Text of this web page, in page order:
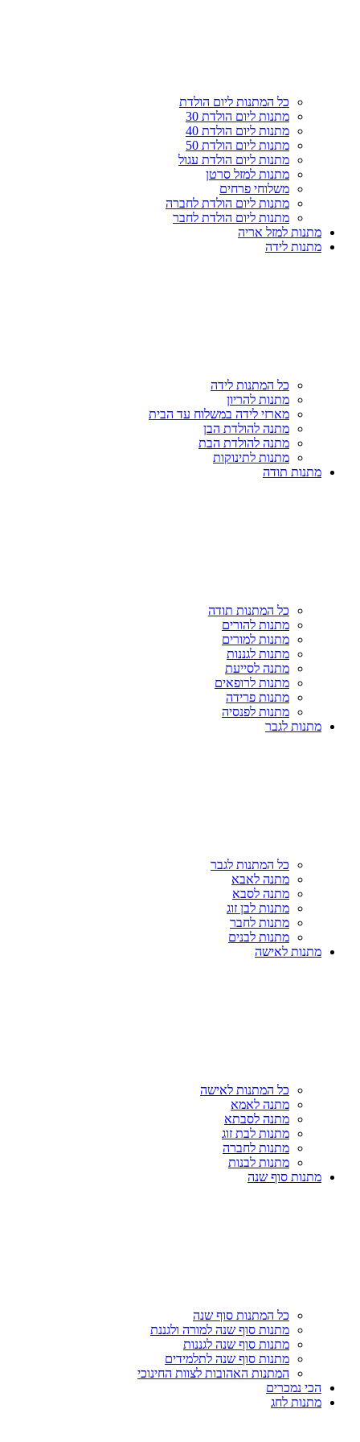
כל המתנות ליום הולדת
מתנות ליום הולדת 30
מתנות ליום הולדת 40
מתנות ליום הולדת 50
מתנות ליום הולדת עגול
מתנות למזל סרטן
משלוחי פרחים
מתנות ליום הולדת לחברה
מתנות ליום הולדת לחבר
מתנות למזל אריה
מתנות לידה
כל המתנות לידה
מתנות להריון
מארזי לידה במשלוח עד הבית
מתנה להולדת הבן
מתנה להולדת הבת
מתנות לתינוקות
מתנות תודה
כל המתנות תודה
מתנות להורים
מתנות למורים
מתנות לגננות
מתנה לסייעת
מתנות לרופאים
מתנות פרידה
מתנות לפנסיה
מתנות לגבר
כל המתנות לגבר
מתנה לאבא
מתנה לסבא
מתנות לבן זוג
מתנות לחבר
מתנות לבנים
מתנות לאישה
כל המתנות לאישה
מתנה לאמא
מתנה לסבתא
מתנות לבת זוג
מתנות לחברה
מתנות לבנות
מתנות סוף שנה
כל המתנות סוף שנה
מתנות סוף שנה למורה ולגננת
מתנות סוף שנה לגננות
מתנות סוף שנה לתלמידים
המתנות האהובות לצוות החינוכי
הכי נמכרים
מתנות לחג